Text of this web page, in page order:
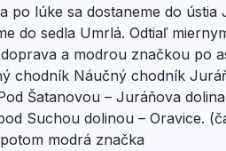
po lúke sa dostaneme do
do sedla Umrlá. Odtiaľ
a modrou značkou po
chodník Náučný chodník
Šatanovou – Juráňova
Suchou dolinou – Oravice.
modrá značka